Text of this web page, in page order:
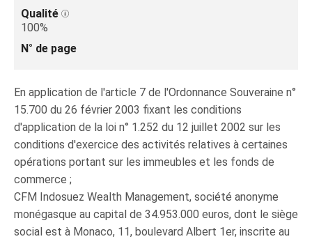
Qualité
100%
N° de page
En application de l'article 7 de l'Ordonnance Souveraine n°
15.700 du 26 février 2003 fixant les conditions
d'application de la loi n° 1.252 du 12 juillet 2002 sur les
conditions d'exercice des activités relatives à certaines
opérations portant sur les immeubles et les fonds de
commerce ;
CFM Indosuez Wealth Management, société anonyme
monégasque au capital de 34.953.000 euros, dont le siège
social est à Monaco, 11, boulevard Albert 1er, inscrite au